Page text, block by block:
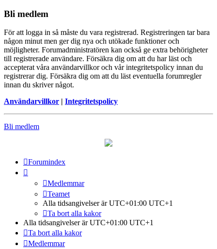
Bli medlem
För att logga in så måste du vara registrerad. Registreringen tar bara
någon minut men ger dig nya och utökade funktioner och
möjligheter. Forumadministratören kan också ge extra behörigheter
till registrerade användare. Försäkra dig om att du har läst och
accepterat våra användarvillkor och vår integritetspolicy innan du
registrerar dig. Försäkra dig om att du läst eventuella forumregler
innan du skriver något.
Användarvillkor | Integritetspolicy
Bli medlem
Forumindex
Medlemmar
Teamet
Alla tidsangivelser är UTC+01:00 UTC+1
Ta bort alla kakor
Alla tidsangivelser är UTC+01:00 UTC+1
Ta bort alla kakor
Medlemmar